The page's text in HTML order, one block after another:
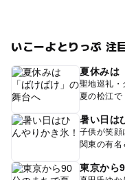
いこーよとりっぷ 注
夏休みは
聖地巡礼・
夏の松江で
暑い日は
子供が笑顔
関東の有名
東京から